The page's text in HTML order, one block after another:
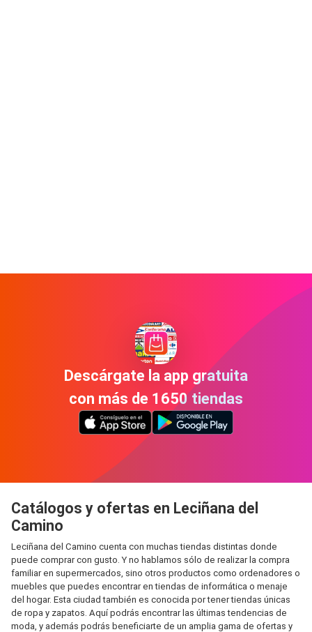
Descárgate la app gratuita
con más de 1650 tiendas
Catálogos y ofertas en Leciñana del
Camino
Leciñana del Camino cuenta con muchas tiendas distintas donde
puede comprar con gusto. Y no hablamos sólo de realizar la compra
familiar en supermercados, sino otros productos como ordenadores o
muebles que puedes encontrar en tiendas de informática o menaje
del hogar. Esta ciudad también es conocida por tener tiendas únicas
de ropa y zapatos. Aquí podrás encontrar las últimas tendencias de
moda, y además podrás beneficiarte de un amplia gama de ofertas y